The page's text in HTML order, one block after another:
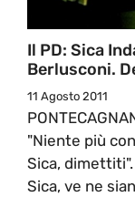
Il PD: Sica
Berlusconi.
11 Agosto 2011
"Niente più
Sica,
Sica, ve ne